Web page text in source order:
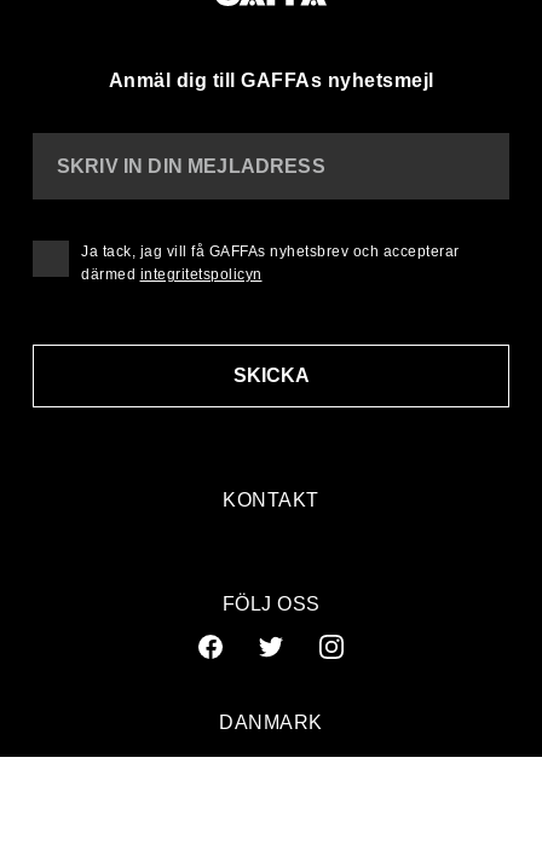
Anmäl dig till GAFFAs nyhetsmejl
KONTAKT
SKRIV IN DIN MEJLADRESS
SKICKA
Ja tack, jag vill få GAFFAs nyhetsbrev och accepterar
därmed integritetspolicyn
FÖLJ OSS
DANMARK